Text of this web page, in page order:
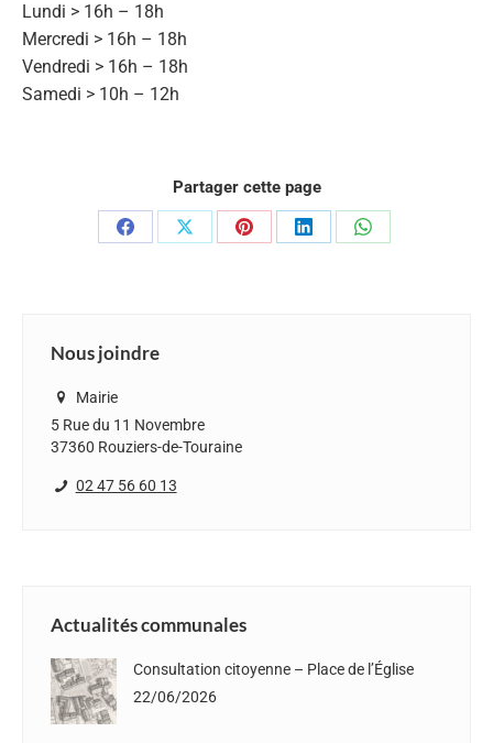
Lundi > 16h – 18h
Mercredi > 16h – 18h
Vendredi > 16h – 18h
Samedi > 10h – 12h
Partager cette page
PartagerPartagerPartagerPartagerPartager
Nous joindre
Mairie
5 Rue du 11 Novembre
37360 Rouziers-de-Touraine
02 47 56 60 13
Actualités communales
Consultation citoyenne – Place de l’Église
22/06/2026